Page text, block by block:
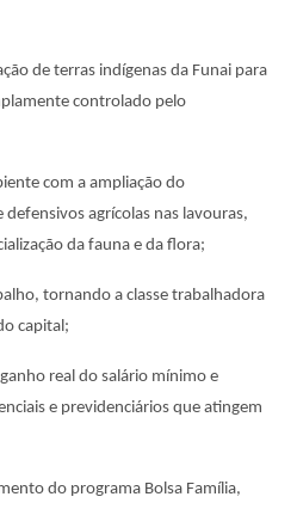
de terras indígenas da Funai para
controlado pelo
com a ampliação do
agrícolas nas lavouras,
da fauna e da flora;
tornando a classe trabalhadora
capital;
real do salário mínimo e
e previdenciários que atingem
do programa Bolsa Família,